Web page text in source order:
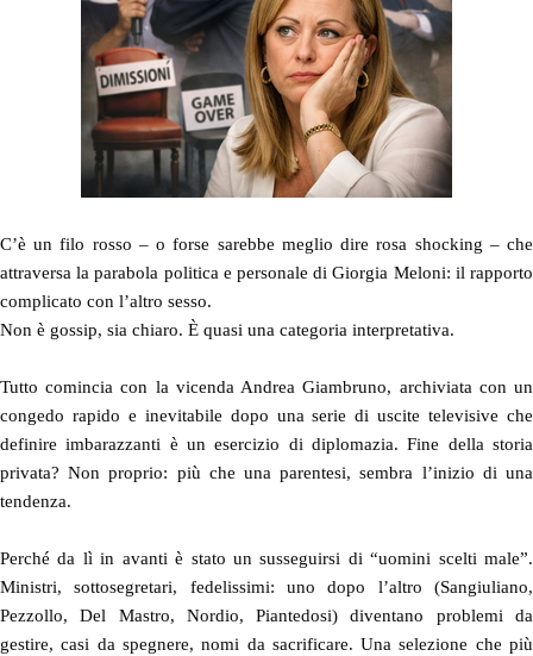
C’è un filo rosso – o forse sarebbe meglio dire rosa shocking – che
attraversa la parabola politica e personale di Giorgia Meloni: il rapporto
complicato con l’altro sesso.
Non è gossip, sia chiaro. È quasi una categoria interpretativa.
Tutto comincia con la vicenda Andrea Giambruno, archiviata con un
congedo rapido e inevitabile dopo una serie di uscite televisive che
definire imbarazzanti è un esercizio di diplomazia. Fine della storia
privata? Non proprio: più che una parentesi, sembra l’inizio di una
tendenza.
Perché da lì in avanti è stato un susseguirsi di “uomini scelti male”.
Ministri, sottosegretari, fedelissimi: uno dopo l’altro (Sangiuliano,
Pezzollo, Del Mastro, Nordio, Piantedosi) diventano problemi da
gestire, casi da spegnere, nomi da sacrificare. Una selezione che più